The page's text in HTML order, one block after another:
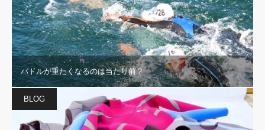
パドルが重たくなるのは当たり前？
BLOG